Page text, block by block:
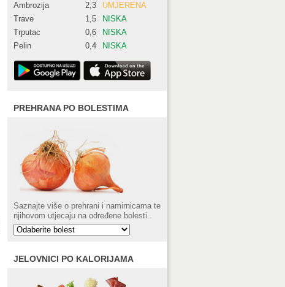
Ambrozija
2,3
UMJERENA
Trave
1,5
NISKA
Trputac
0,6
NISKA
Pelin
0,4 NISKA
PREHRANA PO BOLESTIMA
Saznajte više o prehrani i namirnicama te
njihovom utjecaju na određene bolesti.
JELOVNICI PO KALORIJAMA